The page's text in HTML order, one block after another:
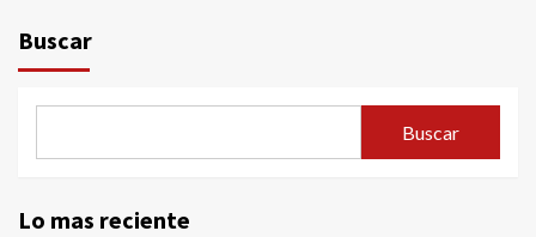
Buscar
Buscar
Lo mas reciente